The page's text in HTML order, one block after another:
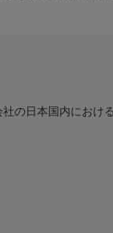
の日本国内におけ